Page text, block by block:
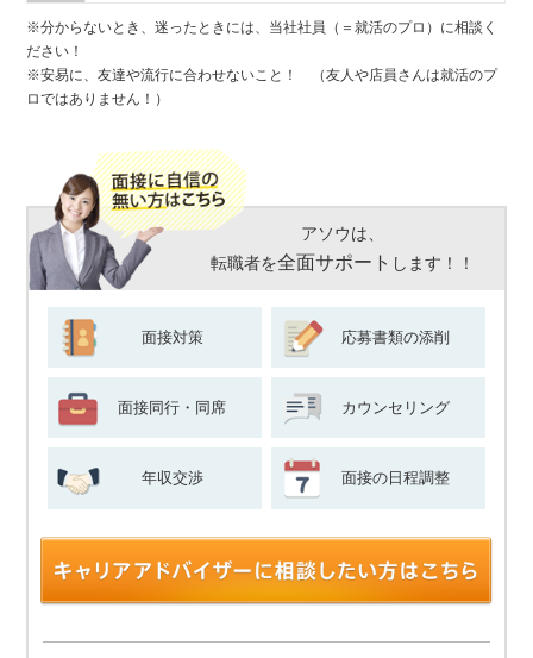
※分からないとき、迷ったときには、当社社員（＝就活のプロ）に相談く
ださい！
※安易に、友達や流行に合わせないこと！ （友人や店員さんは就活のプ
ロではありません！）
アソウは、
転職者を全面サポート します！！
面接対策 応募書類の添削
面接同行・同席 カウンセリング
年収交渉 面接の日程調整